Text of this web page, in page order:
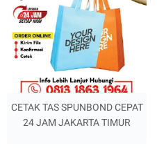
CETAK TAS SPUNBOND CEPAT
24 JAM JAKARTA TIMUR